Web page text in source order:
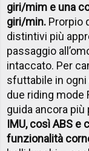
giri/mim e una
giri/min. Prorpio
distintivi più
passaggio
intaccato. Per
sfuttabile in
due riding mode
guida ancora più
IMU, così ABS e
funzionalità